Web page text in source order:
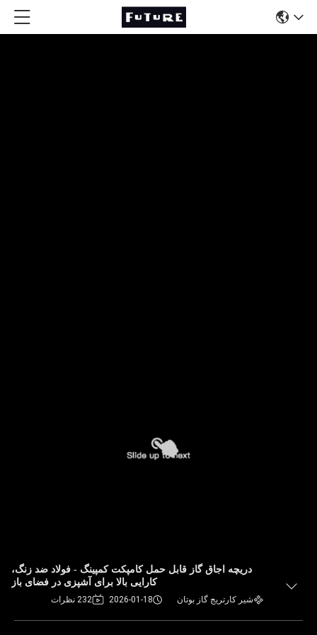
دریچه اجاق گاز قابل حمل کامپکت کمپینگ - فولاد ضد زنگ،
کارایی بالا برای آشپزی در فضای باز
شیر کارتریج گاز بوتان 2026-01-18 232 نظرات